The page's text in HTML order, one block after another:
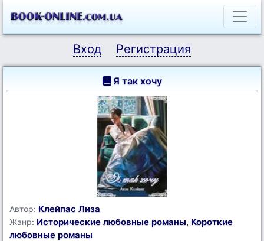
Вход Регистрация
Я так хочу
Автор: Клейпас Лиза
Жанр: Исторические любовные романы, Короткие
любовные романы